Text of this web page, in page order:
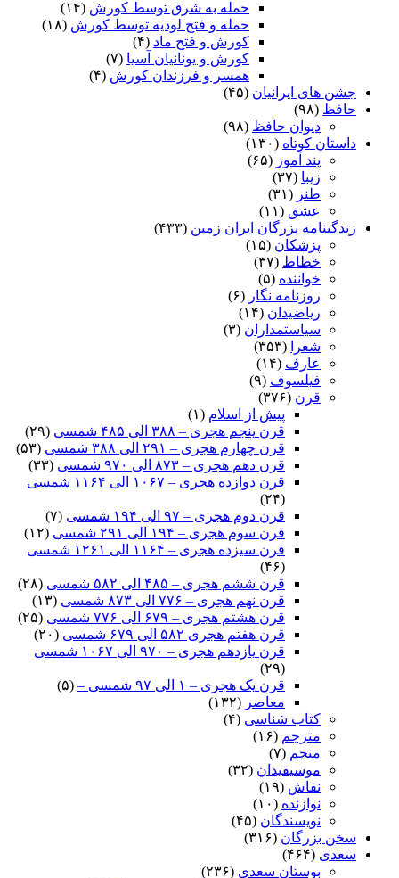
حمله به شرق توسط کورش (۱۴)
حمله و فتح لودیه توسط کورش (۱۸)
کورش و فتح ماد (۴)
کورش و یونانیان آسیا (۷)
همسر و فرزندان کورش (۴)
جشن های ایرانیان (۴۵)
حافظ (۹۸)
دیوان حافظ (۹۸)
داستان کوتاه (۱۳۰)
پند آموز (۶۵)
زیبا (۳۷)
طنز (۳۱)
عشق (۱۱)
زندگینامه بزرگان ایران زمین (۴۳۳)
پزشکان (۱۵)
خطاط (۳۷)
خواننده (۵)
روزنامه نگار (۶)
ریاضیدان (۱۴)
سیاستمداران (۳)
شعرا
(۳۵۳)
عارف (۱۴)
فیلسوف (۹)
قرن (۳۷۶)
پیش از اسلام (۱)
قرن پنجم هجری – ۳۸۸ الی ۴۸۵ شمسی
(۲۹)
قرن چهارم هجری – ۲۹۱ الی ۳۸۸ شمسی
(۵۳)
قرن دهم هجری – ۸۷۳ الی ۹۷۰ شمسی
(۳۳)
قرن دوازده هجری – ۱۰۶۷ الی ۱۱۶۴ شمسی
(۲۴)
قرن دوم هجری – ۹۷ الی ۱۹۴ شمسی
(۷)
قرن سوم هجری – ۱۹۴ الی ۲۹۱ شمسی
(۱۲)
قرن سیزده هجری – ۱۱۶۴ الی ۱۲۶۱ شمسی
(۴۶)
قرن ششم هجری – ۴۸۵ الی ۵۸۲ شمسی
(۲۸)
قرن نهم هجری – ۷۷۶ الی ۸۷۳ شمسی
(۱۳)
قرن هشتم هجری – ۶۷۹ الی ۷۷۶ شمسی
(۲۵)
قرن هفتم هجری ۵۸۲ الی ۶۷۹ شمسی
(۲۰)
قرن یازدهم هجری – ۹۷۰ الی ۱۰۶۷ شمسی
(۲۹)
قرن یک هجری – ۱ الی ۹۷ شمسی –
(۵)
معاصر (۱۳۲)
کتاب شناسی (۴)
مترجم (۱۶)
منجم (۷)
موسیقیدان (۳۲)
نقاش (۱۹)
نوازنده (۱۰)
نویسندگان (۴۵)
سخن بزرگان (۳۱۶)
سعدی (۴۶۴)
بوستان سعدی (۲۳۶)